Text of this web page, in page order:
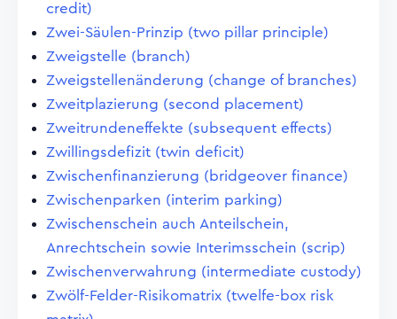
credit)
Zwei-Säulen-Prinzip (two pillar principle)
Zweigstelle (branch)
Zweigstellenänderung (change of branches)
Zweitplazierung (second placement)
Zweitrundeneffekte (subsequent effects)
Zwillingsdefizit (twin deficit)
Zwischenfinanzierung (bridgeover finance)
Zwischenparken (interim parking)
Zwischenschein auch Anteilschein,
Anrechtschein sowie Interimsschein (scrip)
Zwischenverwahrung (intermediate custody)
Zwölf-Felder-Risikomatrix (twelfe-box risk